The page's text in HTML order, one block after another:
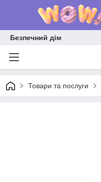
Безпечний дім
Товари та послуги